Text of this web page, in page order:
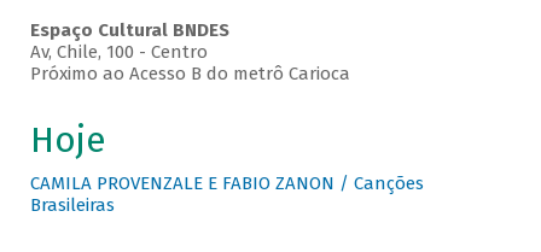
Espaço Cultural BNDES
Av, Chile, 100 - Centro
Próximo ao Acesso B do metrô Carioca
Hoje
CAMILA PROVENZALE E FABIO ZANON / Canções
Brasileiras